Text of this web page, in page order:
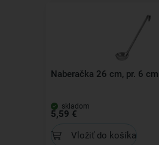
Naberačka 26 cm, pr. 6 cm
skladom
5,59 €
Vložiť do košíka